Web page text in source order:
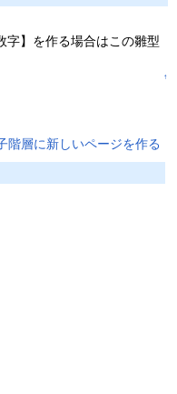
字】を作る場合はこの雛型
↑
階層に新しいページを作る